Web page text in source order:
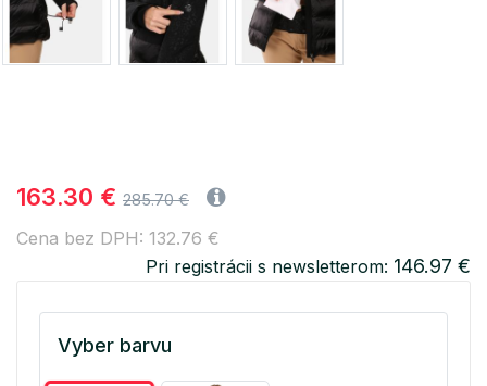
163.30 € 285.70 €
Cena bez DPH: 132.76 €
Pri registrácii s newsletterom: 146.97 €
Vyber barvu